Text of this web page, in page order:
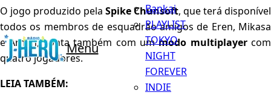
Menu
Bankai
PLAYLIST
TOKYO
NIGHT
FOREVER
INDIE
O jogo produzido pela Spike Chunsoft, que terá disponível
todos os membros de esquadrão amigos de Eren, Mikasa
e Armin, conta também com ummodo multiplayercom
quatro jogadores.
LEIA TAMBÉM: